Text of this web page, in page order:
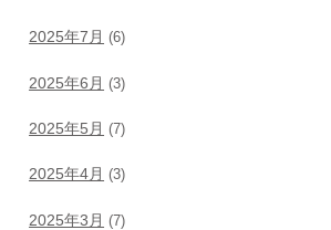
2025年7月 (6)
2025年6月 (3)
2025年5月 (7)
2025年4月 (3)
2025年3月 (7)